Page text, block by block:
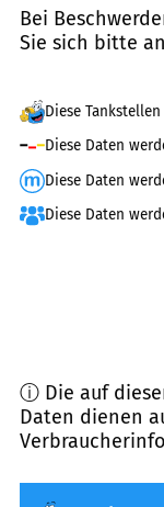
Bei
Sie sich bitte an
Diese
Diese Daten
Diese Daten
Diese Daten
ⓘ Die auf
Daten dienen